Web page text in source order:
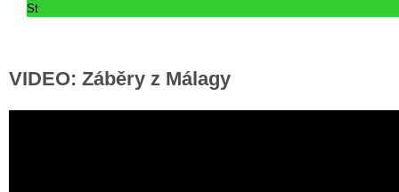
St
VIDEO: Záběry z Málagy